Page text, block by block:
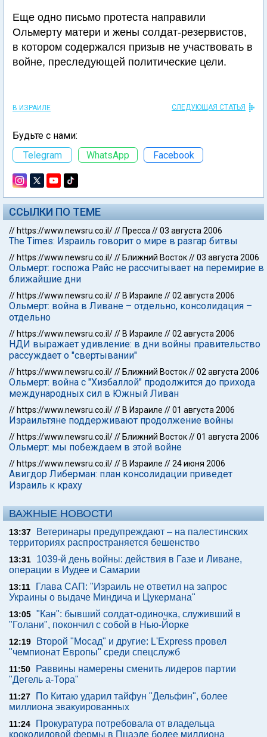
Еще одно письмо протеста направили
Ольмерту матери и жены солдат-резервистов,
в котором содержался призыв не участвовать в
войне, преследующей политические цели.
В ИЗРАИЛЕ СЛЕДУЮЩАЯ СТАТЬЯ
Будьте с нами:
Telegram
WhatsApp Facebook
ССЫЛКИ ПО ТЕМЕ
// https://www.newsru.co.il/// Пресса //03 августа 2006
The Times: Израиль говорит о мире в разгар битвы
// https://www.newsru.co.il/// Ближний Восток//03 августа 2006
Ольмерт: госпожа Райс не рассчитывает на перемирие в
ближайшие дни
// https://www.newsru.co.il/// В Израиле //02 августа 2006
Ольмерт: война в Ливане – отдельно, консолидация –
отдельно
// https://www.newsru.co.il/// В Израиле //02 августа 2006
НДИ выражает удивление: в дни войны правительство
рассуждает о "свертывании"
// https://www.newsru.co.il/// Ближний Восток//02 августа 2006
Ольмерт: война с "Хизбаллой" продолжится до прихода
международных сил в Южный Ливан
// https://www.newsru.co.il/// В Израиле //01 августа 2006
Израильтяне поддерживают продолжение войны
// https://www.newsru.co.il/// Ближний Восток//01 августа 2006
Ольмерт: мы побеждаем в этой войне
// https://www.newsru.co.il/// В Израиле //24 июня 2006
Авигдор Либерман: план консолидации приведет
Израиль к краху
ВАЖНЫЕ НОВОСТИ
13:37
Ветеринары предупреждают – на палестинских
территориях распространяется бешенство
13:31
1039-й день войны: действия в Газе и Ливане,
операции в Иудее и Самарии
13:11
Глава САП: "Израиль не ответил на запрос
Украины о выдаче Миндича и Цукермана"
13:05 "Кан": бывший солдат-одиночка, служивший в
"Голани", покончил с собой в Нью-Йорке
12:19
Второй "Мосад" и другие: L'Express провел
"чемпионат Европы" среди спецслужб
11:50
Раввины намерены сменить лидеров партии
"Дегель а-Тора"
11:27
По Китаю ударил тайфун "Дельфин", более
миллиона эвакуированных
11:24
Прокуратура потребовала от владельца
крокодиловой фермы в Пцаэле более миллиона